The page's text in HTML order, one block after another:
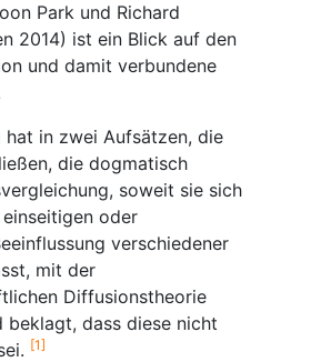
Park und Richard
2014) ist ein Blick auf den
und damit verbundene
hat in zwei Aufsätzen, die
die dogmatisch
soweit sie sich
oder
verschiedener
mit der
Diffusionstheorie
dass diese nicht
[1]